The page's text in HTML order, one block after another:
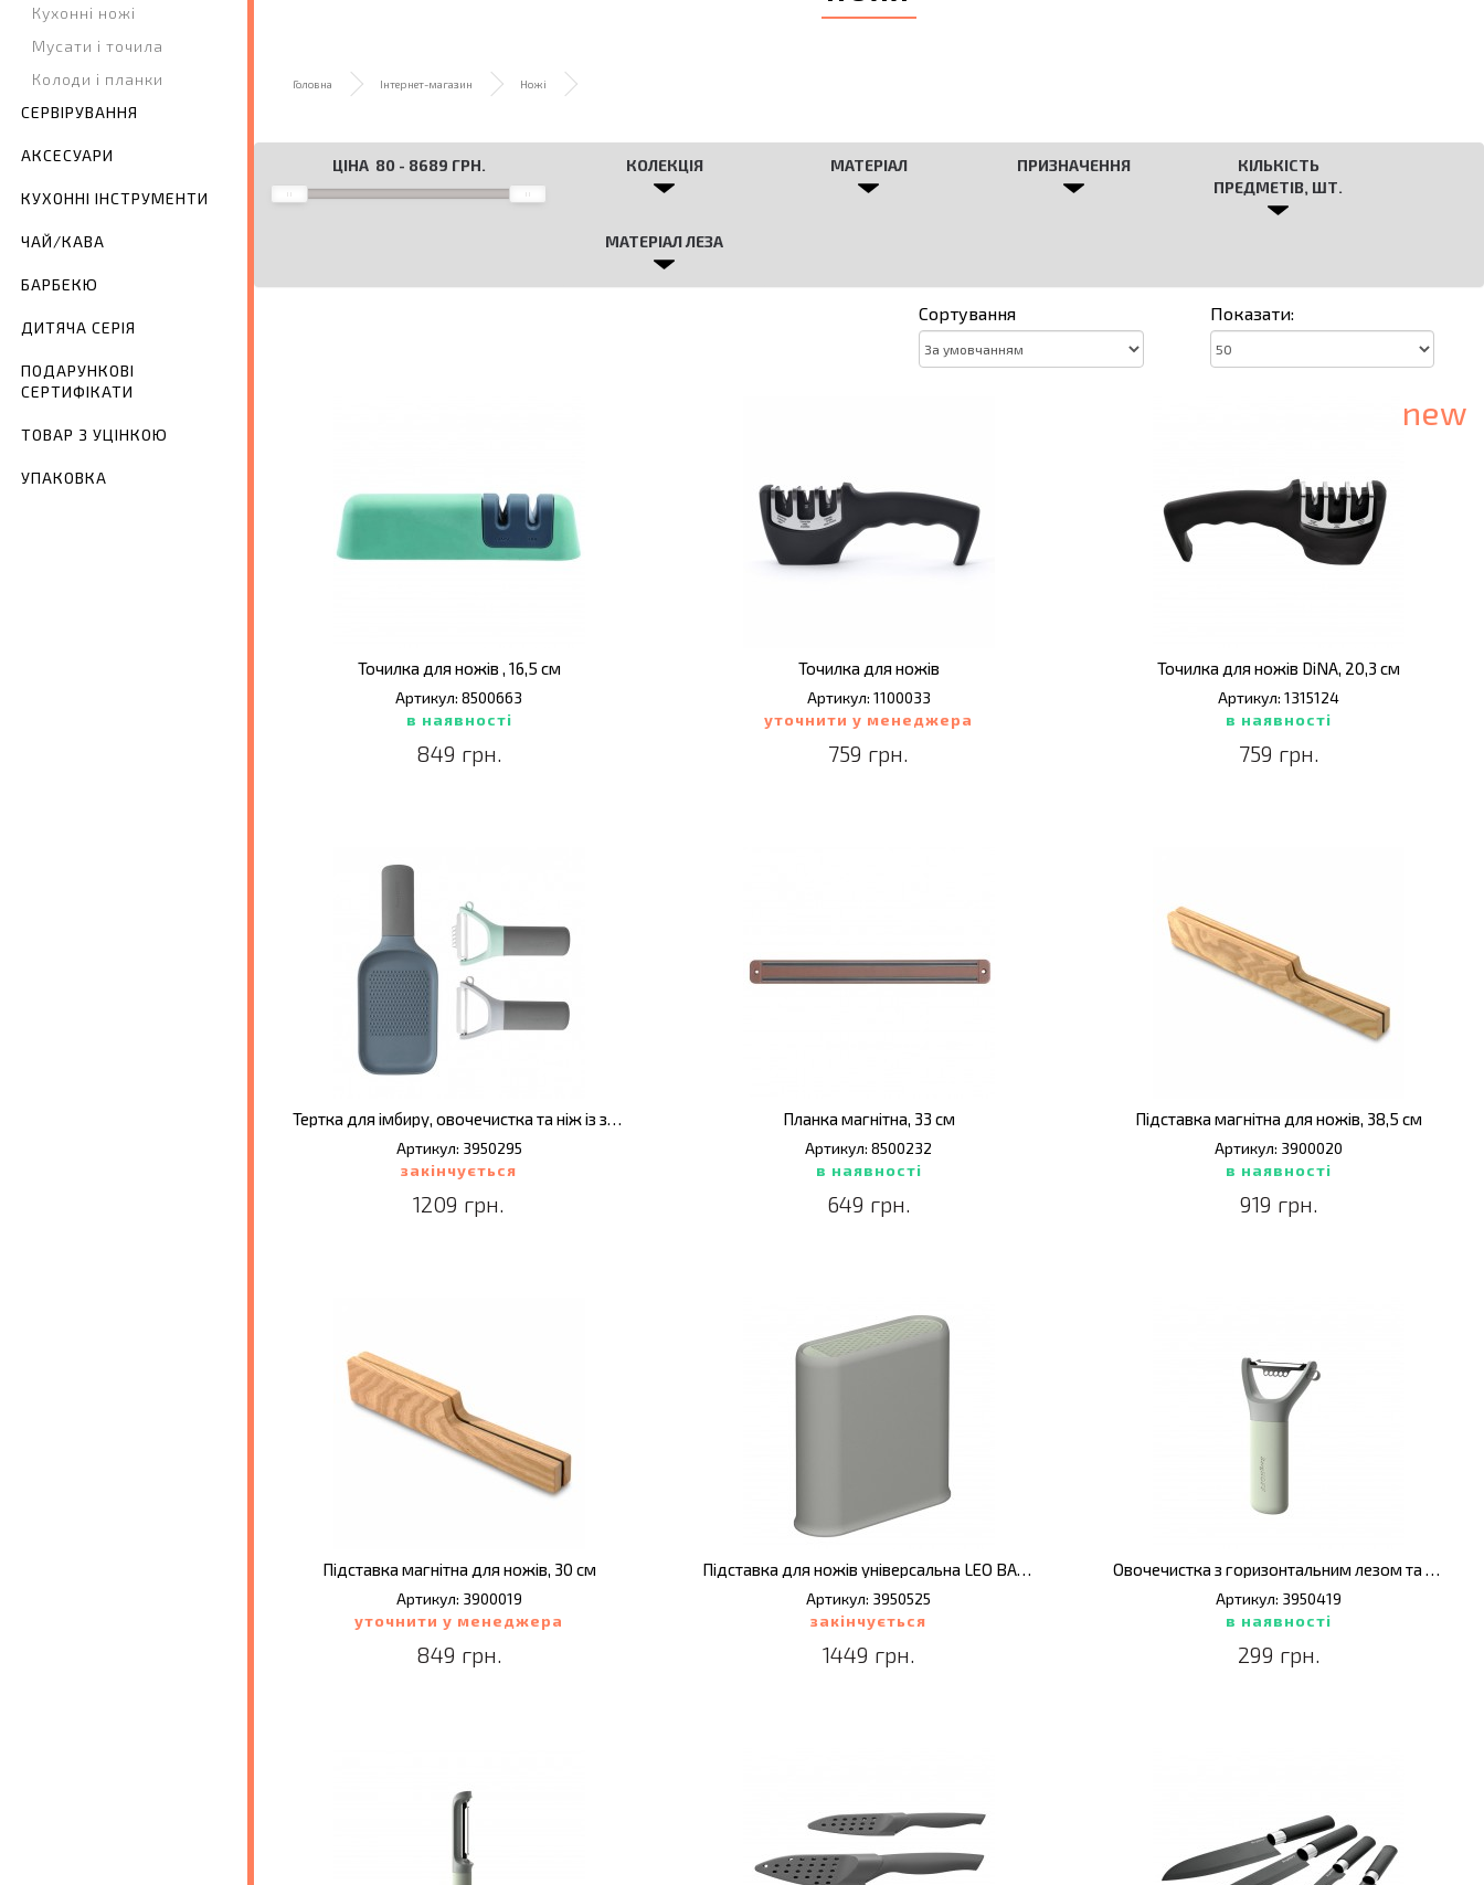
Кухонні ножі
Мусати і точила
Колоди і планки
СЕРВІРУВАННЯ
АКСЕСУАРИ
КУХОННІ ІНСТРУМЕНТИ
ЧАЙ/КАВА
БАРБЕКЮ
ДИТЯЧА СЕРІЯ
ПОДАРУНКОВІ
СЕРТИФІКАТИ
ТОВАР З УЦІНКОЮ
УПАКОВКА
Головна Інтернет-магазин Ножі
ЦІНА 80 - 8689 ГРН. КОЛЕКЦІЯ МАТЕРІАЛ ПРИЗНАЧЕННЯ
КІЛЬКІСТЬ
ПРЕДМЕТІВ, ШТ.
МАТЕРІАЛ ЛЕЗА
Сортування Показати:
Точилка для ножів , 16,5 см
Артикул: 8500663
в наявності
849 грн.
Точилка для ножів
Артикул: 1100033
уточнити у менеджера
759 грн.
new
Точилка для ножiв DiNA, 20,3 см
Артикул: 1315124
в наявності
759 грн.
Тертка для імбиру, овочечистка та ніж із зестером LEO
Артикул: 3950295
закінчується
1209 грн.
Планка магнітна, 33 см
Артикул: 8500232
в наявності
649 грн.
Підставка магнітна для ножів, 38,5 см
Артикул: 3900020
в наявності
919 грн.
Підставка магнітна для ножів, 30 см
Артикул: 3900019
уточнити у менеджера
849 грн.
Підставка для ножів універсальна LEO BALANCE, 23 х 23,5 х 8 см
Артикул: 3950525
закінчується
1449 грн.
Овочечистка з горизонтальним лезом та зестером LEO BALANCE, 13 х 7 х 3 см
Артикул: 3950419
в наявності
299 грн.